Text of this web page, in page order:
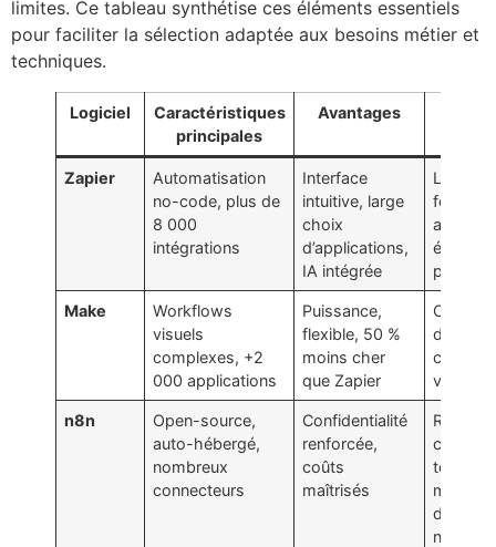
limites. Ce tableau synthétise ces éléments essentiels
pour faciliter la sélection adaptée aux besoins métier et
techniques.
Logiciel
Caractéristiques
principales
Avantages
Zapier
Automatisation
no-code, plus de
8 000
intégrations
Interface
intuitive, large
choix
d’applications,
IA intégrée
Limites
élevé
plans
Make
Workflows
visuels
complexes, +2
000 applications
Puissance,
flexible, 50 %
moins cher
que Zapier
Courbe
volumes
n8n
Open-source,
auto-hébergé,
nombreux
connecteurs
Confidentialité
renforcée,
coûts
maîtrisés
Requiert
moins
natives